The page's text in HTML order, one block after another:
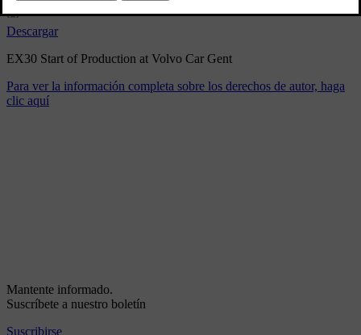
Descargar
EX30 Start of Production at Volvo Car Gent
Para ver la información completa sobre los derechos de autor, haga
clic aquí